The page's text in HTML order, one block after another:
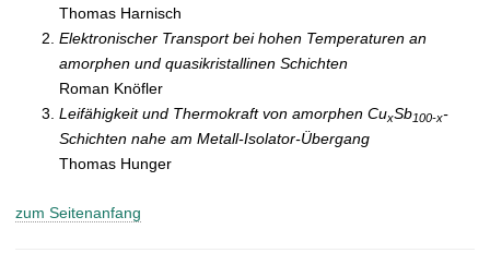
Thomas Harnisch
Elektronischer Transport bei hohen Temperaturen an
amorphen und quasikristallinen Schichten
Roman Knöfler
Leifähigkeit und Thermokraft von amorphen CuxSb100-x-
Schichten nahe am Metall-Isolator-Übergang
Thomas Hunger
zum Seitenanfang